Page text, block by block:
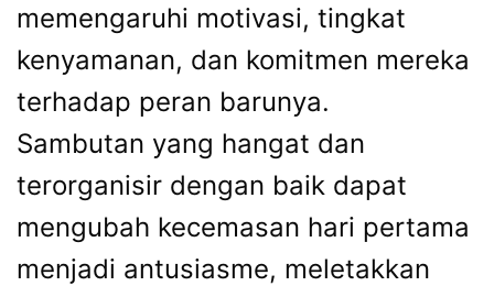
memengaruhi motivasi, tingkat
kenyamanan, dan komitmen mereka
terhadap peran barunya.
Sambutan yang hangat dan
terorganisir dengan baik dapat
mengubah kecemasan hari pertama
menjadi antusiasme, meletakkan